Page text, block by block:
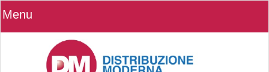
Menu